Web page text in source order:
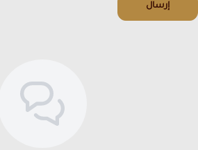
إرسال